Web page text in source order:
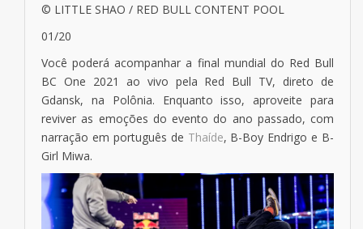
© LITTLE SHAO / RED BULL CONTENT POOL
01/20
Você poderá acompanhar a final mundial do Red Bull
BC One 2021 ao vivo pela Red Bull TV, direto de
Gdansk, na Polônia. Enquanto isso, aproveite para
reviver as emoções do evento do ano passado, com
narração em português de Thaíde, B-Boy Endrigo e B-
Girl Miwa.